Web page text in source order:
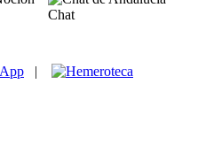
Chat
|